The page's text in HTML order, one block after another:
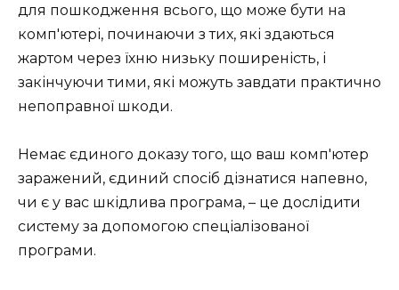
для пошкодження всього, що може бути на
комп'ютері, починаючи з тих, які здаються
жартом через їхню низьку поширеність, і
закінчуючи тими, які можуть завдати практично
непоправної шкоди.
Немає єдиного доказу того, що ваш комп'ютер
заражений, єдиний спосіб дізнатися напевно,
чи є у вас шкідлива програма, – це дослідити
систему за допомогою спеціалізованої
програми.